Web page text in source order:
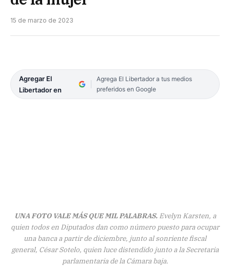
15 de marzo de 2023
Agregar El
Libertador en
Agrega El Libertador a tus medios
preferidos en Google
UNA FOTO VALE MÁS QUE MIL PALABRAS.Evelyn Karsten, a
quien todos en Diputados dan como número puesto para ocupar
una banca a partir de diciembre, junto al sonriente fiscal
general, César Sotelo, quien luce distendido junto a la Secretaria
parlamentaria de la Cámara baja.